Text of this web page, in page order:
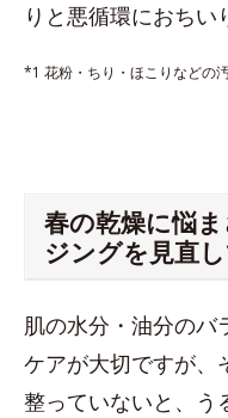
りと悪循環におちい
*1 花粉・ちり・ほこりなどの
春の乾燥に悩
ジングを見直
肌の水分・油分のバ
ケアが大切ですが、
整っていないと、う